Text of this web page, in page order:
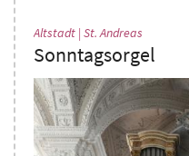
Altstadt | St. Andreas
Sonntagsorgel